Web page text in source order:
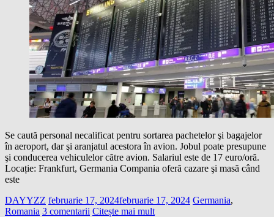
Se caută personal necalificat pentru sortarea pachetelor şi bagajelor
în aeroport, dar şi aranjatul acestora în avion. Jobul poate presupune
şi conducerea vehiculelor către avion. Salariul este de 17 euro/oră.
Locație: Frankfurt, Germania Compania oferă cazare şi masă când
este
DAYYZZ februarie 17, 2024februarie 17, 2024 Germania,
Romania 3 comentarii Citește mai mult